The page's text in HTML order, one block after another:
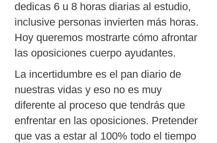
dedicas 6 u 8 horas diarias al estudio,
inclusive personas invierten más horas.
Hoy queremos mostrarte cómo afrontar
las oposiciones cuerpo ayudantes.
La incertidumbre es el pan diario de
nuestras vidas y eso no es muy
diferente al proceso que tendrás que
enfrentar en las oposiciones. Pretender
que vas a estar al 100% todo el tiempo